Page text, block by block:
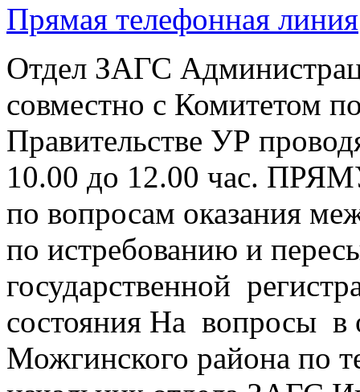
Прямая телефонная линия
Отдел ЗАГС
совместно с Комитетом
Правительстве УР
10.00 до 12.00 час.
по вопросам оказания
по истребованию и
государственной
состояния На вопросы
Можгинского района по